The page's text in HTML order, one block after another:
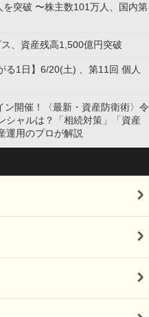
を突破 〜株主数101万人、国内第
、資産残高1,500億円突破
る1日】6/20(土) 、第11回 個人
開催！〈最新・資産防衛術〉令
シャルは？「相続対策」「資産
運用のプロが解説